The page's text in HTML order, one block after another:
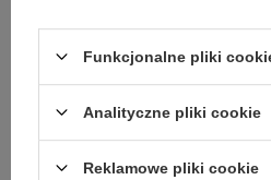
wytrzymałości na
nie powinny być
potrzebne jest trwałe
należy stosować
Funkcjonalne pliki
Analityczne pliki cookie
Reklamowe pliki cookie